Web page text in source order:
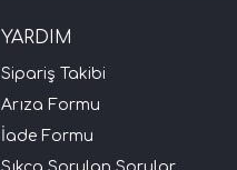
YARDIM
Sipariş Takibi
Arıza Formu
İade Formu